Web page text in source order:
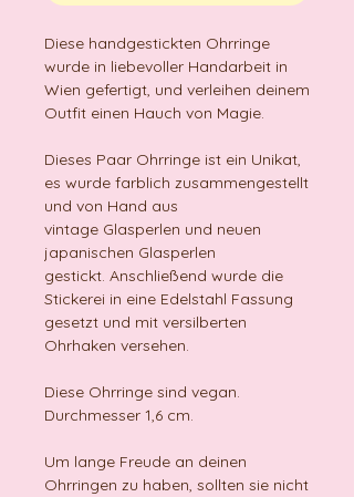
Diese handgestickten Ohrringe
wurde in liebevoller Handarbeit in
Wien gefertigt, und verleihen deinem
Outfit einen Hauch von Magie.
Dieses Paar Ohrringe ist ein Unikat,
es wurde farblich zusammengestellt
und von Hand aus
vintage Glasperlen und neuen
japanischen Glasperlen
gestickt. Anschließend wurde die
Stickerei in eine Edelstahl Fassung
gesetzt und mit versilberten
Ohrhaken versehen.
Diese Ohrringe sind vegan.
Durchmesser 1,6 cm.
Um lange Freude an deinen
Ohrringen zu haben, sollten sie nicht